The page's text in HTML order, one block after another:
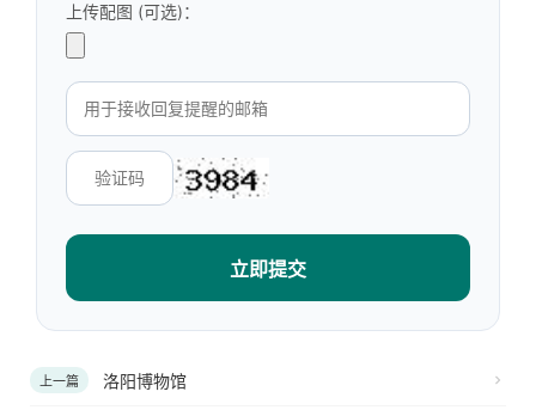
上传配图 (可选)：
立即提交
上一篇 洛阳博物馆